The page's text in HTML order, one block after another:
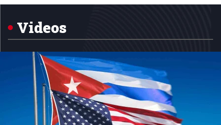
5
Videos